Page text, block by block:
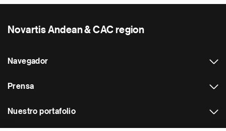
Novartis Andean & CAC region
Navegador
Prensa
Nuestro portafolio